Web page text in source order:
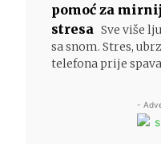
pomoć za
stresa Sve više
sa snom. Stres,
telefona prije
-